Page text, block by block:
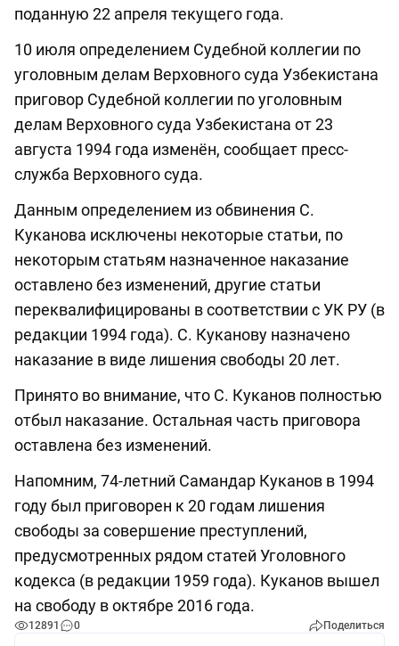
поданную 22 апреля текущего года.
10 июля определением Судебной коллегии по
уголовным делам Верховного суда Узбекистана
приговор Судебной коллегии по уголовным
делам Верховного суда Узбекистана от 23
августа 1994 года изменён, сообщает пресс-
служба Верховного суда.
Данным определением из обвинения С.
Куканова исключены некоторые статьи, по
некоторым статьям назначенное наказание
оставлено без изменений, другие статьи
переквалифицированы в соответствии с УК РУ (в
редакции 1994 года). С. Куканову назначено
наказание в виде лишения свободы 20 лет.
Принято во внимание, что С. Куканов полностью
отбыл наказание. Остальная часть приговора
оставлена без изменений.
Напомним, 74-летний Самандар Куканов в 1994
году был приговорен к 20 годам лишения
свободы за совершение преступлений,
предусмотренных рядом статей Уголовного
кодекса (в редакции 1959 года). Куканов вышел
на свободу в октябре 2016 года.
12891 0 Поделиться